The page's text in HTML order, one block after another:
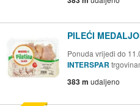
PILEĆI
Ponuda vrijedi do
INTERSPAR
383 m udaljeno